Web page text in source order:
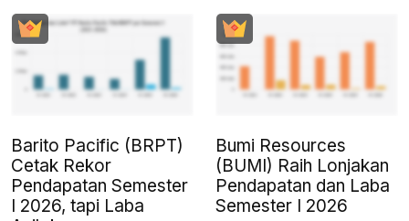
Barito Pacific (BRPT)
Cetak Rekor
Pendapatan Semester
I 2026, tapi Laba
Bumi Resources
(BUMI) Raih Lonjakan
Pendapatan dan Laba
Semester I 2026